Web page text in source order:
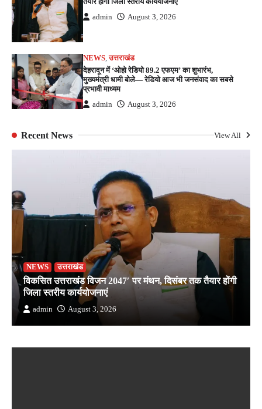
admin August 3, 2026
NEWS ,उत्तराखंड
देहरादून में ‘ओहो रेडियो 89.2 एफएम’ का शुभारंभ,
मुख्यमंत्री धामी बोले— रेडियो आज भी जनसंवाद का सबसे
प्रभावी माध्यम
admin August 3, 2026
Recent News View All
NEWS उत्तराखंड
विकसित उत्तराखंड विजन 2047′ पर मंथन, दिसंबर तक तैयार होंगी
जिला स्तरीय कार्ययोजनाएं
admin August 3, 2026